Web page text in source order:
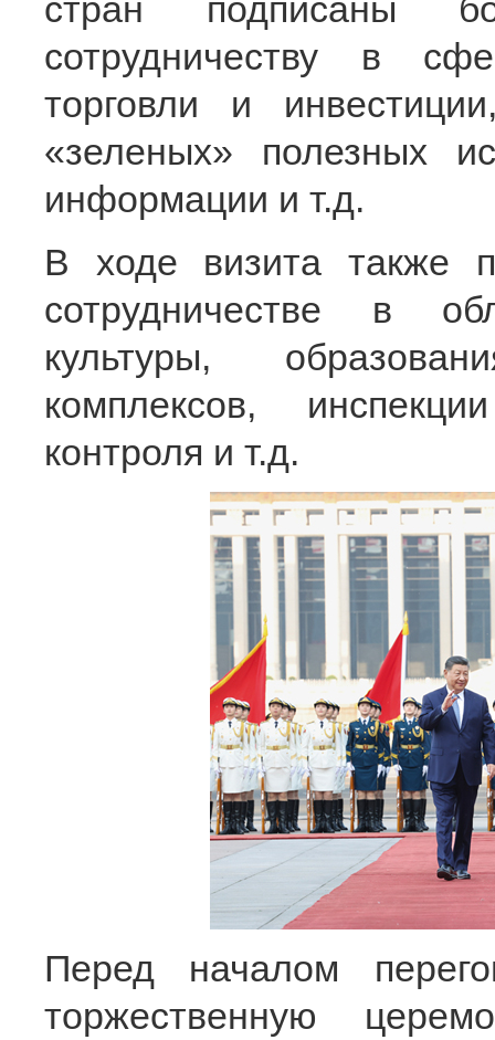
стран подписаны
сотрудничеству в
торговли и
«зеленых» полезных
информации и т.д.
В ходе визита также
сотрудничестве в
культуры,
комплексов,
контроля и т.д.
Перед началом
торжественную